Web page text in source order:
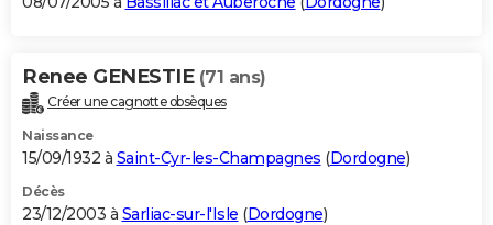
Renee GENESTIE (71 ans)
Créer une cagnotte obsèques
Naissance
15/09/1932 à Saint-Cyr-les-Champagnes (Dordogne)
Décès
23/12/2003 à Sarliac-sur-l'Isle (Dordogne)